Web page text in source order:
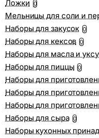
Ложки 0
Мельницы для соли и
Наборы для закусок 0
Наборы для кексов 0
Наборы для масла и
Наборы для пиццы 0
Наборы для
Наборы для
Наборы для
Наборы для сыра 0
Наборы кухонных